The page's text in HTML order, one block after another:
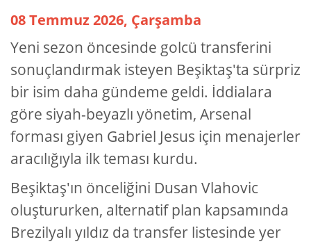
08 Temmuz 2026, Çarşamba
Yeni sezon öncesinde golcü transferini
sonuçlandırmak isteyen Beşiktaş'ta sürpriz
bir isim daha gündeme geldi. İddialara
göre siyah-beyazlı yönetim, Arsenal
forması giyen Gabriel Jesus için menajerler
aracılığıyla ilk teması kurdu.
Beşiktaş'ın önceliğini Dusan Vlahovic
oluştururken, alternatif plan kapsamında
Brezilyalı yıldız da transfer listesinde yer